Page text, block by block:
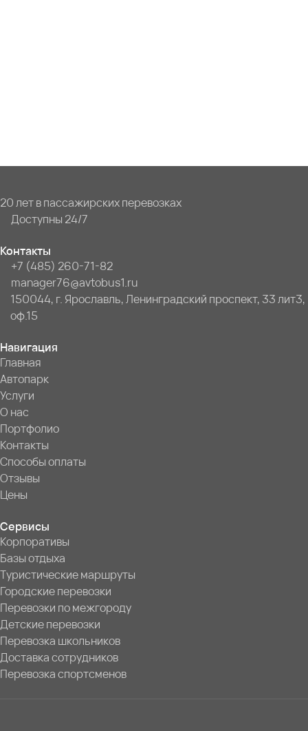
20 лет в пассажирских перевозках
Доступны 24/7
Контакты
+7 (485) 260-71-82
manager76@avtobus1.ru
150044, г. Ярославль, Ленинградский проспект, 33 лит3,
оф.15
Навигация
Главная
Автопарк
Услуги
О нас
Портфолио
Контакты
Способы оплаты
Отзывы
Цены
Сервисы
Корпоративы
Базы отдыха
Туристические маршруты
Городские перевозки
Перевозки по межгороду
Детские перевозки
Перевозка школьников
Доставка сотрудников
Перевозка спортсменов